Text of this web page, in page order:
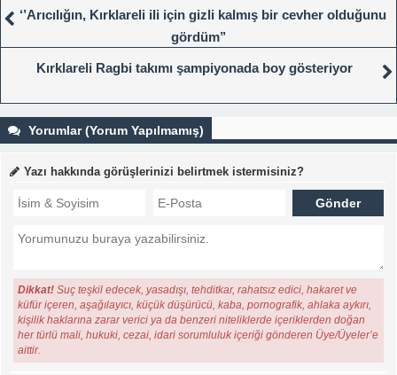
‘’Arıcılığın, Kırklareli ili için gizli kalmış bir cevher olduğunu
gördüm’’
Kırklareli Ragbi takımı şampiyonada boy gösteriyor
Yorumlar (Yorum Yapılmamış)
Yazı hakkında görüşlerinizi belirtmek istermisiniz?
Dikkat! Suç teşkil edecek, yasadışı, tehditkar, rahatsız edici, hakaret ve
küfür içeren, aşağılayıcı, küçük düşürücü, kaba, pornografik, ahlaka aykırı,
kişilik haklarına zarar verici ya da benzeri niteliklerde içeriklerden doğan
her türlü mali, hukuki, cezai, idari sorumluluk içeriği gönderen Üye/Üyeler’e
aittir.